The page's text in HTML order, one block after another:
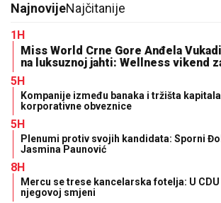
NajnovijeNajčitanije
1H
Miss World Crne Gore Anđela
na luksuznoj jahti: Wellness vikend
5H
Kompanije između banaka i tržišta
korporativne obveznice
5H
Plenumi protiv svojih kandidata: Sporni
Jasmina Paunović
8H
Mercu se trese kancelarska fotelja: U
njegovoj smjeni